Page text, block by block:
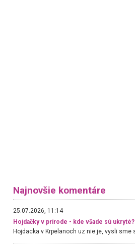
Najnovšie komentáre
25.07.2026, 11:14
Hojdačky v prírode - kde všade sú ukryté?